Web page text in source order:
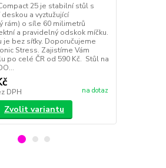
25 je stabilní stůl s
deskou a vyztužující
rám) o síle 60 milimetrů
a pravidelný odskok míčku.
je bez síťky. Doporučujeme
Stress. Zajistíme Vám
po celé ČR od 590 Kč. Stůl na
DPH na dotaz
Zvolit variantu